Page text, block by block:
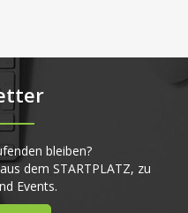
bleiben?
dem STARTPLATZ, zu
Events.